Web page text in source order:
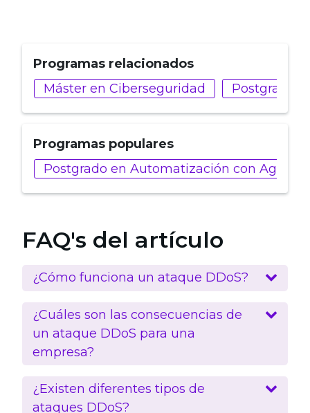
Programas relacionados
Máster en Ciberseguridad
Postgrado
Programas populares
Postgrado en Automatización con
FAQ's del artículo
¿Cómo funciona un ataque DDoS?
¿Cuáles son las consecuencias de
un ataque DDoS para una
empresa?
¿Existen diferentes tipos de
ataques DDoS?